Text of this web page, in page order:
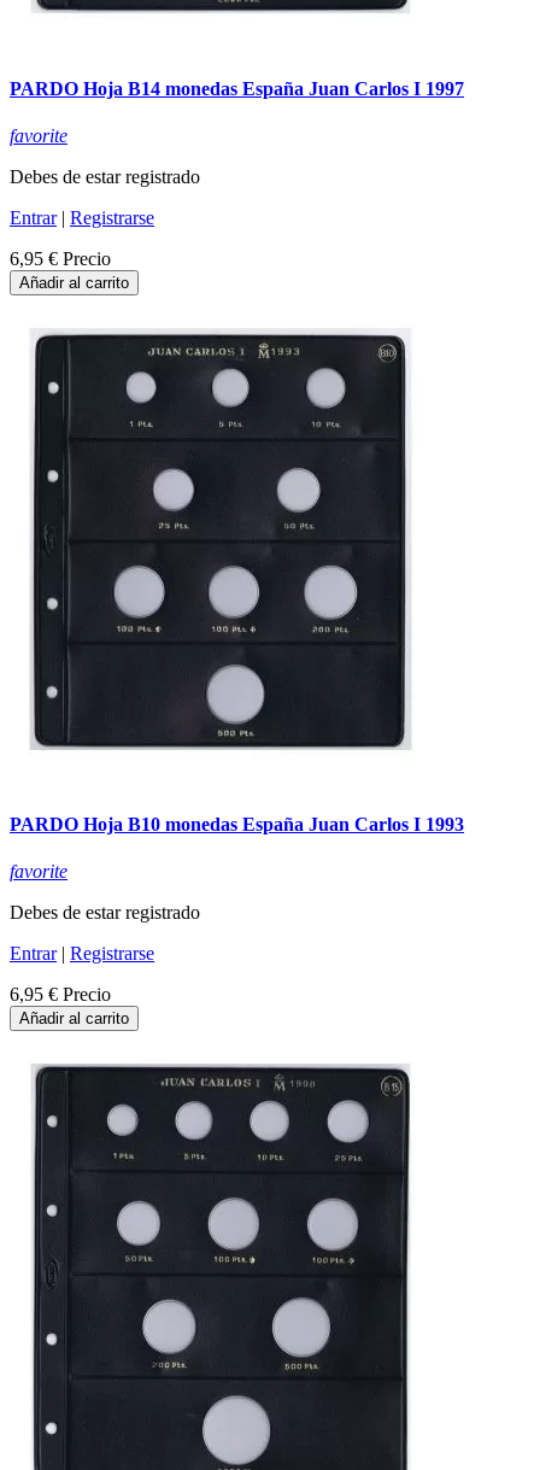
PARDO Hoja B14 monedas España Juan Carlos I 1997
favorite
Debes de estar registrado
Entrar| Registrarse
6,95 € Precio
Añadir al carrito
PARDO Hoja B10 monedas España Juan Carlos I 1993
favorite
Debes de estar registrado
Entrar| Registrarse
6,95 € Precio
Añadir al carrito